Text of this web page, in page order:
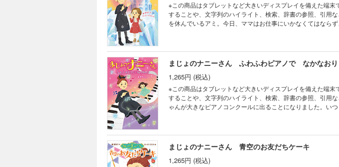
※この商品はタブレットなど大きいディスプレイを備えた端
することや、文字列のハイライト、検索、辞書の参照、引用などの機能が使
を休んでいるアミ。今日、ママはお仕事にいかなくてはなら
ずにアミの問題もいつのまにか解決してしまう魔女のナニー
まじょのナニーさん ふわふわピアノで なかなおり
1,265円 (税込)
※この商品はタブレットなど大きいディスプレイを備えた端
することや、文字列のハイライト、検索、辞書の参照、引用などの機能が使
ゃんが大きなピアノコンクールに出ることになりました。い
第四弾も心温まるお話です。
まじょのナニーさん 青空のお友だちケーキ
1,265円 (税込)